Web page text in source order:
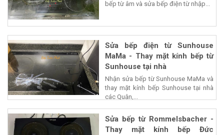
bếp từ âm và sửa bếp điện từ nhập...
Sửa bếp điện từ Sunhouse
MaMa - Thay mặt kính bếp từ
Sunhouse tại nhà
Nhận sửa bếp từ Sunhouse MaMa và
thay mặt kính bếp Sunhouse tại nhà
các Quận,...
Sửa bếp từ Rommelsbacher -
Thay mặt kính bếp Đức